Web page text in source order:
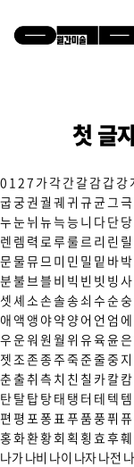
첫 글
0 1 27 가각간갈감갑강
굽궁권 궐 궤귀 규균그극
누눈뉘 뉴늑능 니 다단당
렌 렘 력 로 루룰 르 리 린 릴
문물뮤 므 미 민 밀 밑 바박
분불 브 블 비 빅 빈 빗 빙 사
셋셰 소손솔송쇠 수순숭
애 액 앵 야약양어 언 엄 에
우운워 원 월 위 유육윤은
젯 조존종주죽준줄중 지
춘출취 측 치 친 칠 카칼캄
탄탈탑탕태 탱 터 테 텍 템
편 평 포 퐁 표 푸품풍퓌 퓨
홍화환황회 획 횡 효후훼
나가 나비 나이 나자나전